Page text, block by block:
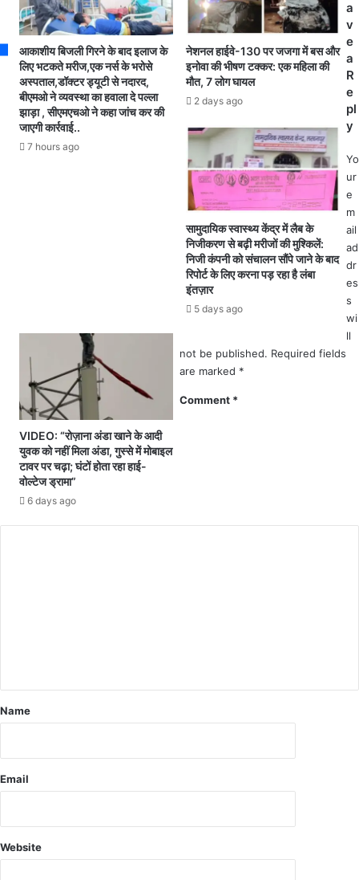
की
जा
आ
वा
रा
कु
त्तों
का
र्या
ल
स्का
ला
स
अं
बि
का
का
आ
गे
रा
त
आकाशीय बिजली गिरने के बाद इलाज के
लिए भटकते मरीज,एक नर्स के भरोसे
अस्पताल,डॉक्टर ड्यूटी से नदारद,
बीएमओ ने व्यवस्था का हवाला दे पल्ला
झाड़ा , सीएमएचओ ने कहा जांच कर की
जाएगी कार्रवाई..
7 hours ago
नेशनल हाईवे-130 पर जजगा में बस और
इनोवा की भीषण टक्कर: एक महिला की
मौत, 7 लोग घायल
2 days ago
सामुदायिक स्वास्थ्य केंद्र में लैब के
निजीकरण से बढ़ी मरीजों की मुश्किलें:
निजी कंपनी को संचालन सौंपे जाने के बाद
रिपोर्ट के लिए करना पड़ रहा है लंबा
इंतज़ार
5 days ago
VIDEO: “रोज़ाना अंडा खाने के आदी
युवक को नहीं मिला अंडा, गुस्से में मोबाइल
टावर पर चढ़ा; घंटों होता रहा हाई-
वोल्टेज ड्रामा”
6 days ago
a
v
e
a
R
e
pl
y
Yo
ur
e
m
ail
ad
dr
es
s
wi
ll
not be published. Required fields
are marked *
Comment *
Name
Email
Website